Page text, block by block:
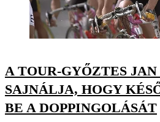
A TOUR-GYŐZTES
SAJNÁLJA, HOGY
BE A DOPPINGOLÁSÁT